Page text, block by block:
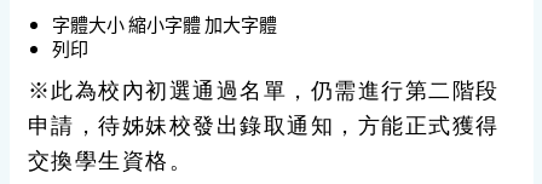
字體大小縮小字體加大字體
列印
※此為校內初選通過名單，仍需進行第二階段
申請，待姊妹校發出錄取通知，方能正式獲得
交換學生資格。